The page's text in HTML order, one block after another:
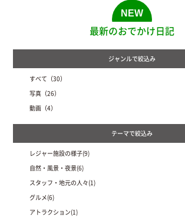
最新のおでかけ日記
すべて（30）
写真（26）
動画（4）
レジャー施設の様子(9)
自然・風景・夜景(6)
スタッフ・地元の人々(1)
グルメ(6)
アトラクション(1)